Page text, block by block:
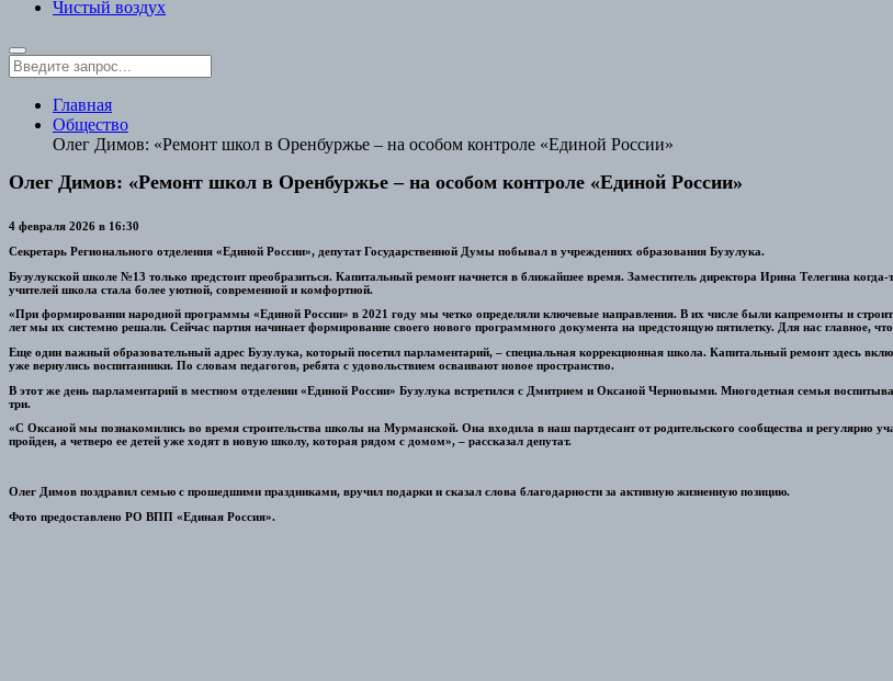
Чистый воздух
Главная
Общество
Олег Димов: «Ремонт школ в Оренбуржье – на особом контроле «Единой России»
Олег Димов: «Ремонт школ в Оренбуржье – на особом контроле «Единой России»
4 февраля 2026 в 16:30
Секретарь Регионального отделения «Единой России», депутат Государственной Думы побывал в учреждениях образования Бузулука.
Бузулукской школе №13 только предстоит преобразиться. Капитальный ремонт начнется в ближайшее время. Заместитель директора Ирина Телегина
учителей школа стала более уютной, современной и комфортной.
«При формировании народной программы «Единой России» в 2021 году мы четко определяли ключевые направления. В их числе были капремонты и
лет мы их системно решали. Сейчас партия начинает формирование своего нового программного документа на предстоящую пятилетку. Для нас
Еще один важный образовательный адрес Бузулука, который посетил парламентарий, – специальная коррекционная школа. Капитальный ремонт здесь
уже вернулись воспитанники. По словам педагогов, ребята с удовольствием осваивают новое пространство.
В этот же день парламентарий в местном отделении «Единой России» Бузулука встретился с Дмитрием и Оксаной Черновыми. Многодетная семья
три.
«С Оксаной мы познакомились во время строительства школы на Мурманской. Она входила в наш партдесант от родительского сообщества и регулярно
пройден, а четверо ее детей уже ходят в новую школу, которая рядом с домом», – рассказал депутат.
Олег Димов поздравил семью с прошедшими праздниками, вручил подарки и сказал слова благодарности за активную жизненную позицию.
Фото предоставлено РО ВПП «Единая Россия».